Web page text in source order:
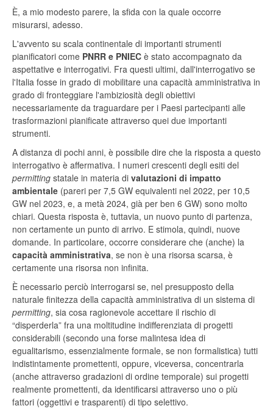
È, a mio modesto parere, la sfida con la quale occorre
misurarsi, adesso.
L'avvento su scala continentale di importanti strumenti
pianificatori come PNRR e PNIEC è stato accompagnato da
aspettative e interrogativi. Fra questi ultimi, dall'interrogativo se
l'Italia fosse in grado di mobilitare una capacità amministrativa in
grado di fronteggiare l'ambiziosità degli obiettivi
necessariamente da traguardare per i Paesi partecipanti alle
trasformazioni pianificate attraverso quei due importanti
strumenti.
A distanza di pochi anni, è possibile dire che la risposta a questo
interrogativo è affermativa. I numeri crescenti degli esiti del
permitting statale in materia di valutazioni di impatto
ambientale (pareri per 7,5 GW equivalenti nel 2022, per 10,5
GW nel 2023, e, a metà 2024, già per ben 6 GW) sono molto
chiari. Questa risposta è, tuttavia, un nuovo punto di partenza,
non certamente un punto di arrivo. E stimola, quindi, nuove
domande. In particolare, occorre considerare che (anche) la
capacità amministrativa, se non è una risorsa scarsa, è
certamente una risorsa non infinita.
È necessario perciò interrogarsi se, nel presupposto della
naturale finitezza della capacità amministrativa di un sistema di
permitting, sia cosa ragionevole accettare il rischio di
“disperderla” fra una moltitudine indifferenziata di progetti
considerabili (secondo una forse malintesa idea di
egualitarismo, essenzialmente formale, se non formalistica) tutti
indistintamente promettenti, oppure, viceversa, concentrarla
(anche attraverso gradazioni di ordine temporale) sui progetti
realmente promettenti, da identificarsi attraverso uno o più
fattori (oggettivi e trasparenti) di tipo selettivo.